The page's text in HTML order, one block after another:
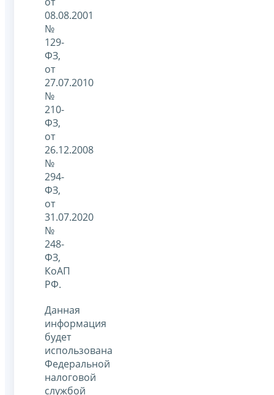
08.08.2001
№
129-
ФЗ,
от
27.07.2010
№
210-
ФЗ,
от
26.12.2008
№
294-
ФЗ,
от
31.07.2020
№
248-
ФЗ,
КоАП
РФ.
Данная
информация
будет
использована
Федеральной
налоговой
службой